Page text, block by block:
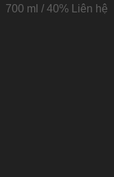
700 ml / 40% Liên hệ